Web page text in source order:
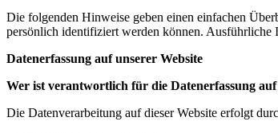
Die folgenden Hinweise geben einen einfachen
persönlich identifiziert werden können. Ausführliche
Datenerfassung auf unserer Website
Wer ist verantwortlich für die Datenerfassung auf
Die Datenverarbeitung auf dieser Website erfolgt